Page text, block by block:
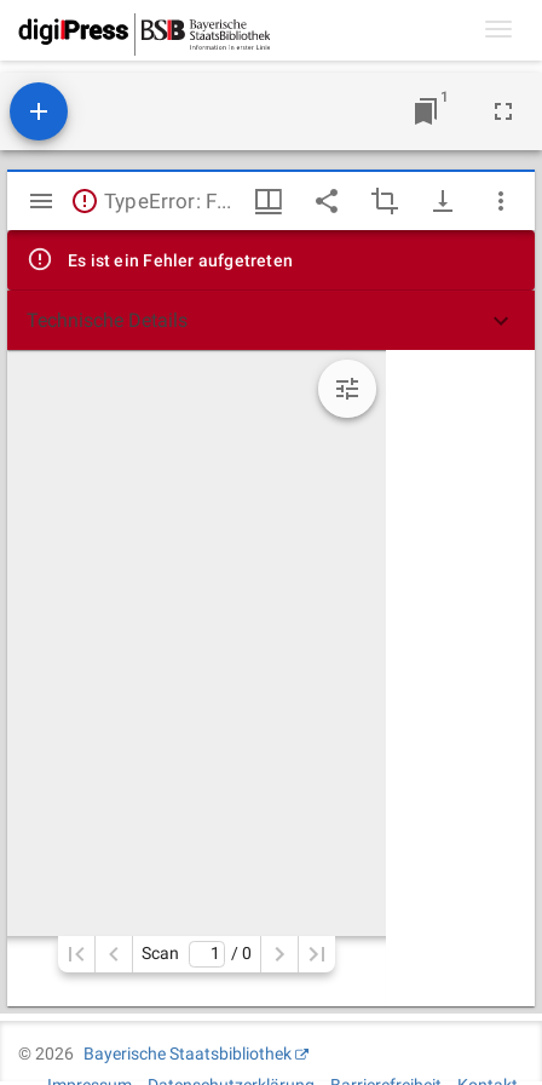
1
Mirador
Viewer
TypeError: Failed to fetch
Es ist ein Fehler aufgetreten
Technische Details
Scan / 0
©2026
Bayerische Staatsbibliothek